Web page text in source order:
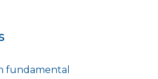
fundamental